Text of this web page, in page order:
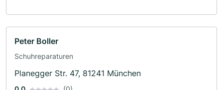
Peter Boller
Schuhreparaturen
Planegger Str. 47, 81241 München